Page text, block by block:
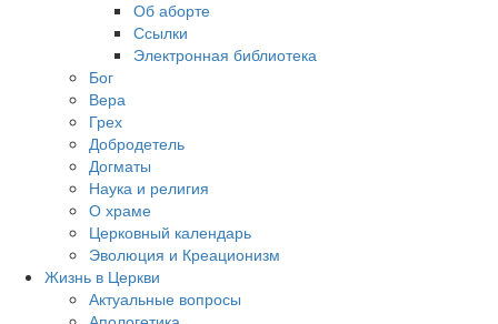
Об аборте
Ссылки
Электронная библиотека
Бог
Вера
Грех
Добродетель
Догматы
Наука и религия
О храме
Церковный календарь
Эволюция и Креационизм
Жизнь в Церкви
Актуальные вопросы